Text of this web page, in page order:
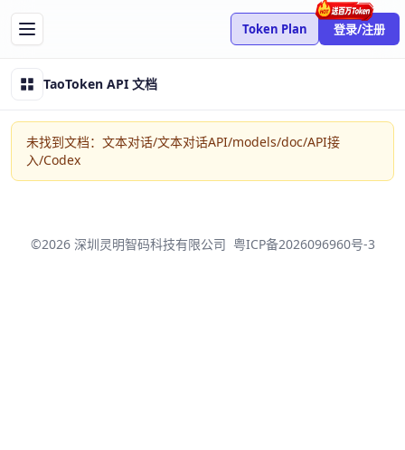
Token Plan 登录/注册
TaoToken API 文档
未找到文档：文本对话/文本对话API/models/doc/API接
入/Codex
©2026 深圳灵明智码科技有限公司 粤ICP备2026096960号-3